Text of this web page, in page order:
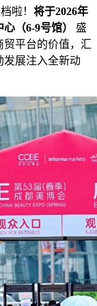
啦！ 将于2026年
（6-9号馆）
盛
贸平台的价值，汇
发展注入全新动